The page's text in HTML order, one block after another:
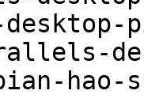
hao-